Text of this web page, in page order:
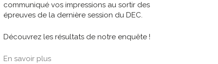
communiqué vos impressions au sortir des
épreuves de la dernière session du DEC.
Découvrez les résultats de notre enquête !
En savoir plus